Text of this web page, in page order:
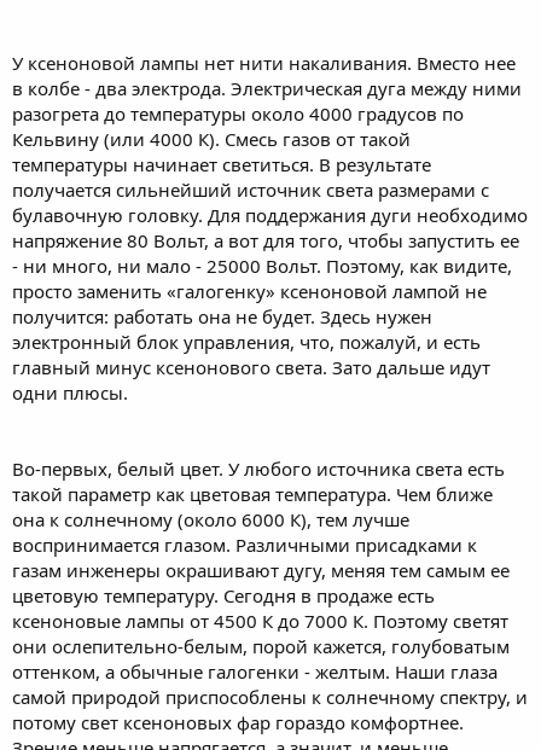
У ксеноновой лампы нет нити накаливания. Вместо нее
в колбе - два электрода. Электрическая дуга между ними
разогрета до температуры около 4000 градусов по
Кельвину (или 4000 К). Смесь газов от такой
температуры начинает светиться. В результате
получается сильнейший источник света размерами с
булавочную головку. Для поддержания дуги необходимо
напряжение 80 Вольт, а вот для того, чтобы запустить ее
- ни много, ни мало - 25000 Вольт. Поэтому, как видите,
просто заменить «галогенку» ксеноновой лампой не
получится: работать она не будет. Здесь нужен
электронный блок управления, что, пожалуй, и есть
главный минус ксенонового света. Зато дальше идут
одни плюсы.
Во-первых, белый цвет. У любого источника света есть
такой параметр как цветовая температура. Чем ближе
она к солнечному (около 6000 К), тем лучше
воспринимается глазом. Различными присадками к
газам инженеры окрашивают дугу, меняя тем самым ее
цветовую температуру. Сегодня в продаже есть
ксеноновые лампы от 4500 К до 7000 К. Поэтому светят
они ослепительно-белым, порой кажется, голубоватым
оттенком, а обычные галогенки - желтым. Наши глаза
самой природой приспособлены к солнечному спектру, и
потому свет ксеноновых фар гораздо комфортнее.